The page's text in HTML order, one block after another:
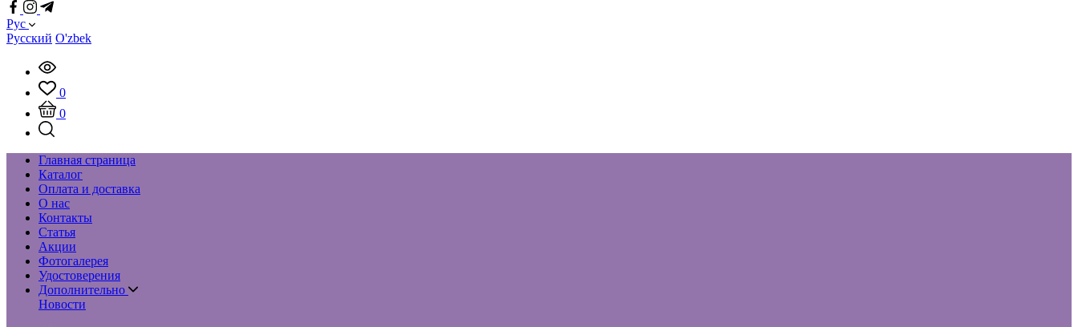
Рус
Русский O'zbek
0
0
Главная страница
Каталог
Оплата и доставка
О нас
Контакты
Статья
Акции
Фотогалерея
Удостоверения
Дополнительно
Новости